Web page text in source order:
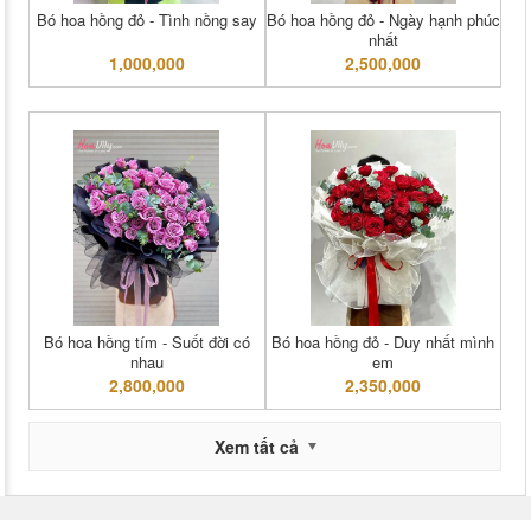
Bó hoa hồng đỏ - Tình nồng say
1,000,000
Bó hoa hồng đỏ - Ngày hạnh phúc
nhất
2,500,000
Bó hoa hồng tím - Suốt đời có
nhau
2,800,000
Bó hoa hồng đỏ - Duy nhất mình
em
2,350,000
Xem tất cả